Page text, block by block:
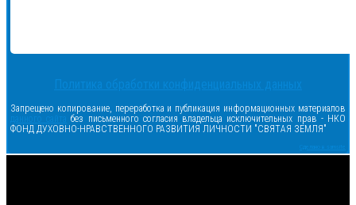
Политика обработки конфиденциальных данных
Запрещено копирование, переработка и публикация информационных материалов
данного сайта без письменного согласия владельца исключительных прав - НКО
ФОНД ДУХОВНО-НРАВСТВЕННОГО РАЗВИТИЯ ЛИЧНОСТИ "СВЯТАЯ ЗЕМЛЯ"
Сделано в samsite